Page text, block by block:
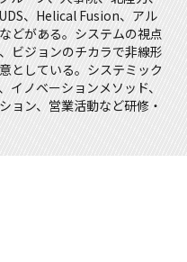
、Helical Fusion、アル
どがある。システムの視点
ビジョンのチカラで非線形
としている。システミック
イノベーションメソッド、
ョン、営業活動など研修・